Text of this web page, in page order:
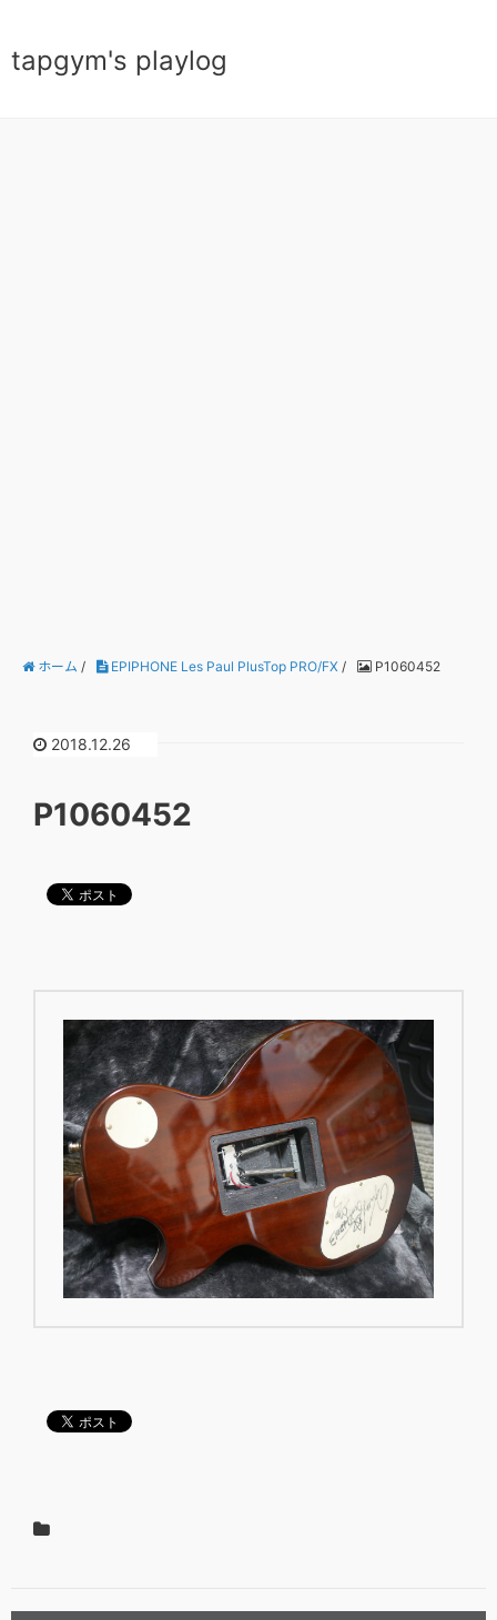
tapgym's playlog
ホーム / EPIPHONE Les Paul PlusTop PRO/FX / P1060452
2018.12.26
P1060452